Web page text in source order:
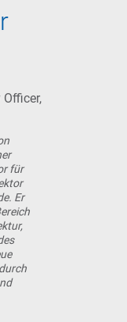
für
Er